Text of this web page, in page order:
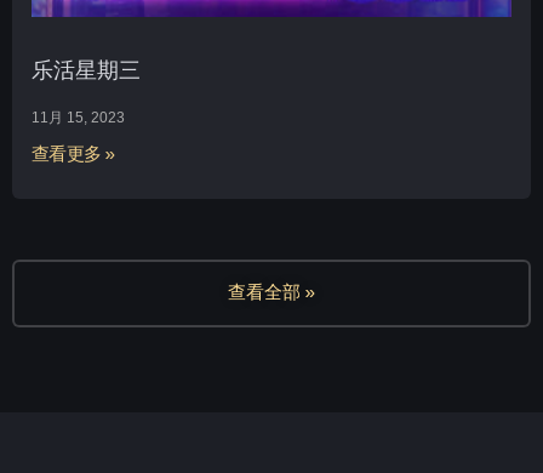
乐活星期三
11月 15, 2023
查看更多 »
查看全部 »